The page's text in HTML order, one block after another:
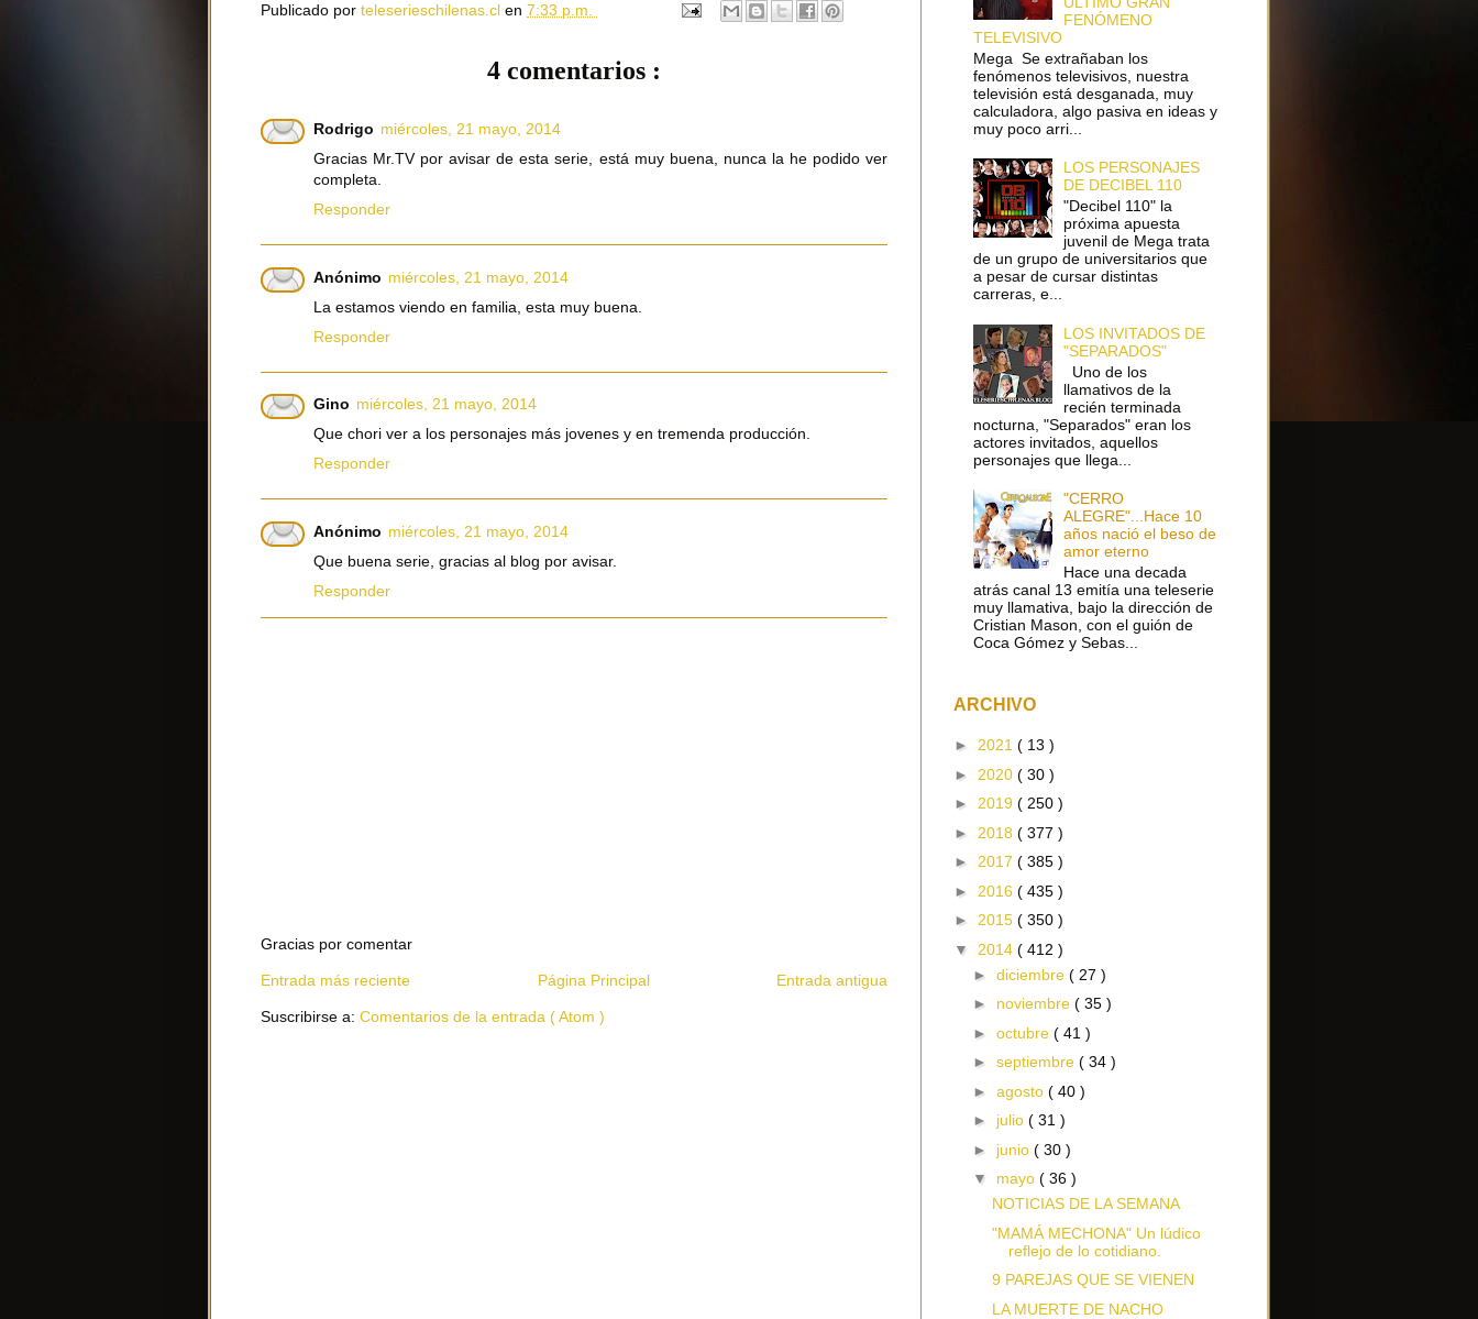
Publicado por teleserieschilenas.cl en 7:33 p.m.
4 comentarios :
Rodrigo miércoles, 21 mayo, 2014
Gracias Mr.TV por avisar de esta serie, está muy buena, nunca la he podido ver
completa.
Responder
Anónimo miércoles, 21 mayo, 2014
La estamos viendo en familia, esta muy buena.
Responder
Gino miércoles, 21 mayo, 2014
Que chori ver a los personajes más jovenes y en tremenda producción.
Responder
Anónimo miércoles, 21 mayo, 2014
Que buena serie, gracias al blog por avisar.
Responder
Gracias por comentar
Entrada más reciente Entrada antigua
Página Principal
Suscribirse a: Comentarios de la entrada ( Atom )
FENÓMENO
TELEVISIVO
Mega Se extrañaban los
fenómenos televisivos, nuestra
televisión está desganada, muy
calculadora, algo pasiva en ideas y
muy poco arri...
LOS PERSONAJES
DE DECIBEL 110
"Decibel 110" la
próxima apuesta
juvenil de Mega trata
de un grupo de universitarios que
a pesar de cursar distintas
carreras, e...
LOS INVITADOS DE
"SEPARADOS"
Uno de los
llamativos de la
recién terminada
nocturna, "Separados" eran los
actores invitados, aquellos
personajes que llega...
"CERRO
ALEGRE"...Hace 10
años nació el beso de
amor eterno
Hace una decada
atrás canal 13 emitía una teleserie
muy llamativa, bajo la dirección de
Cristian Mason, con el guión de
Coca Gómez y Sebas...
ARCHIVO
► 2021 ( 13 )
► 2020 ( 30 )
► 2019 ( 250 )
► 2018 ( 377 )
► 2017 ( 385 )
► 2016 ( 435 )
► 2015 ( 350 )
▼ 2014 ( 412 )
► diciembre ( 27 )
► noviembre ( 35 )
► octubre ( 41 )
► septiembre ( 34 )
► agosto ( 40 )
► julio ( 31 )
► junio ( 30 )
▼ mayo ( 36 )
NOTICIAS DE LA SEMANA
"MAMÁ MECHONA" Un lúdico
reflejo de lo cotidiano.
9 PAREJAS QUE SE VIENEN
LA MUERTE DE NACHO